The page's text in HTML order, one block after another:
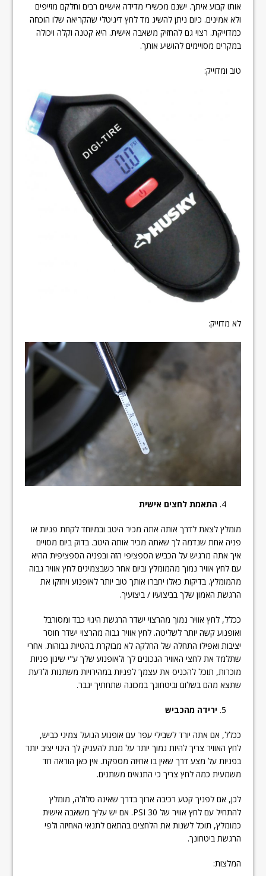
אותו קבוע איתך. ישנם מכשירי מדידה אישיים רבים וחלקם מזייפים
ולא אמינים. כיום ניתן להשיג מד לחץ דיגיטלי שהקריאה שלו הוכחה
כמדוייקת. רצוי גם להחזיק משאבה אישית. היא קטנה וקלה ויכולה
במקרים מסויימים להושיע אותך.
טוב ומדוייק:
לא מדוייק:
התאמת לחצים אישית
מומלץ לצאת לדרך אותה אתה מכיר היטב ובמיוחד לקחת פניות או
פניה אחת שנדמה לך שאתה מכיר אותה היטב. בדוק ביום מסויים
איך אתה מרגיש על הכביש הספציפי הזה ובפניה הספציפית ההיא
עם לחץ אוויר נמוך מהמומלץ וביום אחר כשבצמיגים לחץ אוויר גבוה
מהמומלץ. בדיקות כאלו יחברו אותך טוב יותר לאופנוע ויחזקו את
הרגשת האמון שלך בביצועיו / ביצועיך.
ככלל, לחץ אוויר נמוך מהרצוי ישדר הרגשת היגוי כבד ומסורבל
ואופנוע קשה יותר לשליטה. לחץ אוויר גבוה מהרצוי ישדר חוסר
יציבות ואפילו התחלה של החלקה לא מבוקרת בהטיות גבוהות. אחרי
שתלמד את לחצי האוויר הנכונים לך ולאופנוע שלך ע"י שינון פניות
מוכרות, תוכל להכניס את עצמך לפניות במהירויות משתנות ולדעת
שתצא מהם בשלום וביטחונך במכונה שתחתיך יגבר.
ירידה מהכביש
ככלל, אם אתה יורד לשבילי עפר עם אופנוע הנועל צמיגי כביש,
לחץ האוויר צריך להיות נמוך יותר על מנת להעניק לך היגוי יציב יותר
בפניות על מצע דרך שאין בו אחיזה מספקת. אין כאן הוראה חד
משמעית כמה לחץ צריך כי התנאים משתנים.
לכן, אם לפניך קטע רכיבה ארוך בדרך שאינה סלולה, מומלץ
להתחיל עם לחץ אוויר של 30 PSI. אם יש עליך משאבה אישית
כמומלץ, תוכל לשנות את הלחצים בהתאם לתנאי האחיזה ולפי
הרגשת ביטחונך.
המלצות: